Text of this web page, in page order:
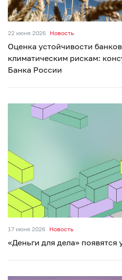
22 июня 2026 Новость
Оценка устойчивости
климатическим рискам:
Банка России
17 июня 2026 Новость
«Деньги для дела» появятся